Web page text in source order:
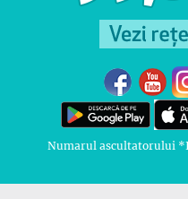
Numarul ascultatorului